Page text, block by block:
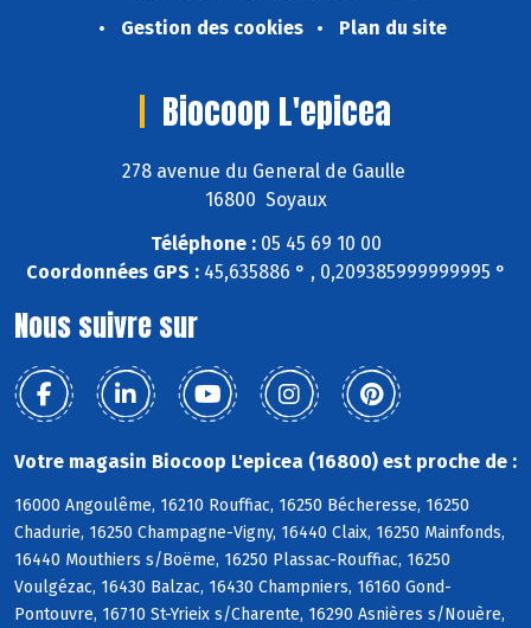
Gestion des cookies
Plan du site
Biocoop L'epicea
278 avenue du General de Gaulle
16800 Soyaux
Téléphone :05 45 69 10 00
Coordonnées GPS :45,635886 ° , 0,209385999999995 °
Nous suivre sur
Votre magasin Biocoop L'epicea (16800) est proche de :
16000 Angoulême, 16210 Rouffiac, 16250 Bécheresse, 16250
Chadurie, 16250 Champagne-Vigny, 16440 Claix, 16250 Mainfonds,
16440 Mouthiers s/Boëme, 16250 Plassac-Rouffiac, 16250
Voulgézac, 16430 Balzac, 16430 Champniers, 16160 Gond-
Pontouvre, 16710 St-Yrieix s/Charente, 16290 Asnières s/Nouère,